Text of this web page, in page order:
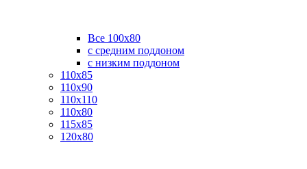
Все 100х80
с средним поддоном
с низким поддоном
110х85
110х90
110х110
110х80
115х85
120х80